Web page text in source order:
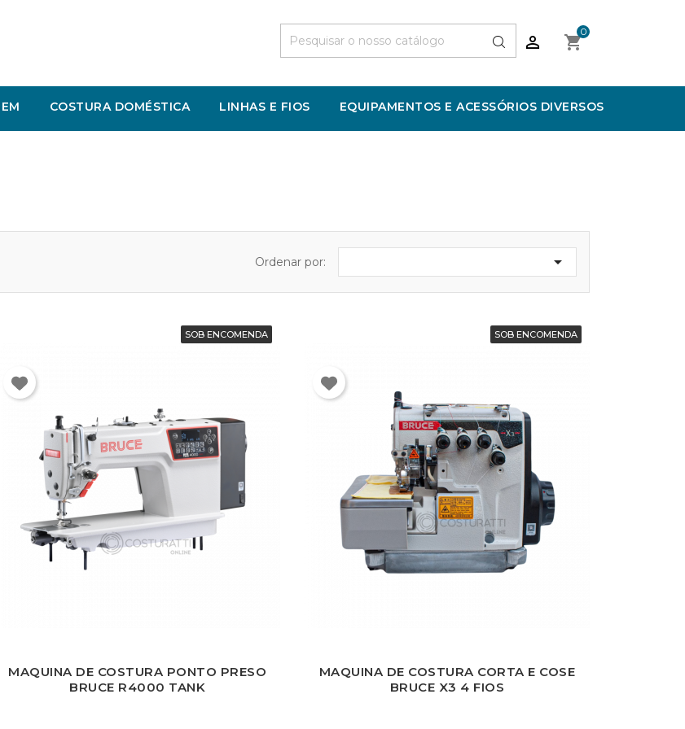

0

COSTURA DOMÉSTICA LINHAS E FIOS EQUIPAMENTOS E ACESSÓRIOS DIVERSOS
Ordenar por: 
SOB ENCOMENDA
MAQUINA DE COSTURA PONTO PRESO
BRUCE R4000 TANK
SOB ENCOMENDA
MAQUINA DE COSTURA CORTA E COSE
BRUCE X3 4 FIOS